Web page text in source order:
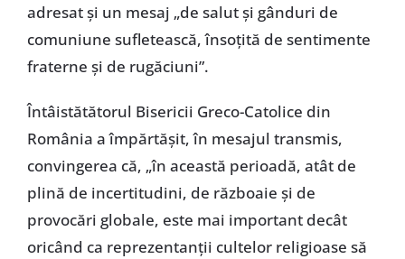
adresat și un mesaj „de salut și gânduri de
comuniune sufletească, însoțită de sentimente
fraterne și de rugăciuni”.
Întâistătătorul Bisericii Greco-Catolice din
România a împărtășit, în mesajul transmis,
convingerea că, „în această perioadă, atât de
plină de incertitudini, de războaie și de
provocări globale, este mai important decât
oricând ca reprezentanții cultelor religioase să